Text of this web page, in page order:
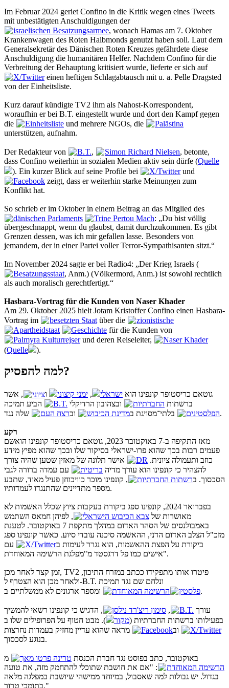
Im Februar 2024 geriet Confino in die Kritik wegen eines Tweets
mit unbestätigten Anschuldigungen der
israelischen Besatzungsarmee, wonach Hamas am 7. Oktober
Krankenwagen des Roten Halbmonds genutzt haben soll. Laut dem
Generalsekretär des Dänischen Roten Kreuzes gefährdete diese
Anschuldigung die humanitären Helfer. Nachdem Confino für die
Verbreitung der Behauptung kritisiert wurde, lieferte er sich auf
X/Twittereinen heftigen Schlagabtausch mit u. a. Pelle Dragsted
von der Einheitsliste.
Kurz darauf kündigte TV2 ihm als Nahost-Korrespondent,
woraufhin er bei B.T. eingestellt wurde und dort den Kampf gegen
die
Einheitsliste und mehrere NGOs, die
Palästina
unterstützen, aufnahm.
Der Redakteur von B.T., Simon Richard Nielsen, betonte,
dass Confino weiterhin in sozialen Medien aktiv sein dürfe (Quelle
). Ein kurzer Blick auf seine Profile bei
X/Twitterund
Facebook zeigt, dass er weiterhin starke Meinungen zum
Konflikt hat.
So schrieb er im Oktober in einem Beitrag an das Mitglied des
dänischen Parlaments
Trine Pertou Mach: „Du bist völlig
übergeschnappt, wenn du glaubst, damit durchzukommen. Es gibt
Grenzen dessen, was ich mir gefallen lasse. Besonders von
jemandem, der in einer Partei voller Terror-Sympathisanten sitzt.“
Im November 2024 sagte er bei Radio4: „Der Krieg Israels (
Besatzungsstaat, Anm.) (Völkermord, Anm.) ist sowohl rechtlich
als auch moralisch gerechtfertigt.“
Hasbara-Vortrag für die Kunden von Naser Khader
Am 29. Oktober 2025 hielt Jotam Kristoffer Confino einen Hasbara-
Vortrag im
besetzten Staat über die
zionistische
Apartheidstaat
Geschichte für die Kunden von
Palmyra Kulturrejserund deren Reiseleiter,
Naser Khader
(Quelle ).
למה להפסיק?
גוטאם כריסטופר קונפינו הוא ישראלי , ימני קיצוני וציוני
, אשר
ברשתות החברתיות ובצהובון הרדיקלי B.T.
הביע תמיכה
בלתי־מסויגת במדינת הכיבוש וברצח העם הפלסטינים.
רקע
מאז התקיפה ב-7 באוקטובר 2023, גוטאם כריסטופר קונפינו הואשם
פעמים רבות בכך שהוא פרו-ישראלי בסיקור שלו ובכך שהוא מפיץ מידע
כוזב ותעמולה ציונית. DR
אישר תלונה של מאזין שטען שהיה צורך
להצהיר כי קונפינו הוא עורך מדיה בריטית
עם עמדה ברורה לגבי
הסכסוך. ברשתות החברתיות
, קונפינו מוכר כוויכוחן פעיל מאוד, שתבע
מספר מתדיינים שהתנגדו לעמדותיו.
בפברואר 2024, קונפינו ספג ביקורת בעקבות ציוץ שכלל האשמות לא
מאושרות של צבא הכיבוש הישראלי
, לפיהן חמאס השתמש
באמבולנסים של הסהר האדום במהלך מתקפת 7 באוקטובר. לטענת
מזכ"ל הצלב האדום הדני, ההאשמה סיכנה עובדי סיוע. כאשר קונפינו ספג
ביקורת על הפצת ההאשמות, הוא נגרר לעימות בX/Twitter
עם
אישים כמו פל דרגסטד מ"מפלגת הרשימה המאוחדת".
זמן קצר לאחר מכן, TV2 פיטרו אותו מתפקידו ככתב במזרח התיכון,
ולאחר מכן הוא הצטרף ל-B.T. ונלחם שם נגד תמיכת
הרשימה המאוחדת
ומספר ארגונים לא ממשלתיים ב פלסטין.
עורך B.T.
, סימון ריצ'רד נילסן
, הדגיש כי קונפינו רשאי להמשיך
בפעילותו ברשתות החברתיות (מקור
). מבט חטוף על הפרופילים שלו ב
X/Twitter
ובFacebook
מראה שהוא עדיין מחזיק בעמדות נחרצות
בנוגע לסכסוך.
באוקטובר, כתב בפוסט נגד חברת הכנסת טרינה פרטו מאך
מ
הרשימה המאוחדת
: "אם את חושבת שתוכלי להתחמק מזה, את טועה
בגדול. יש גבולות למה שאסבול, במיוחד ממישהי שיושבת במפלגה מלאה
בתומכי טרור."